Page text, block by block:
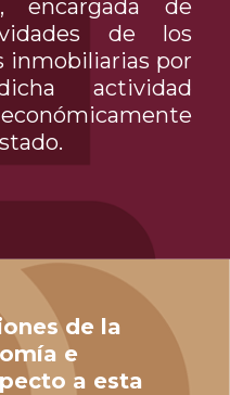
encargada de
de los
inmobiliarias por
actividad
de la
e
a esta